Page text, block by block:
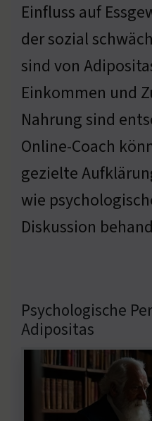
Einfluss auf
der sozial
sind von
Einkommen und
Nahrung sind
Online-Coach
gezielte
wie
Diskussion
Psychologische
Adipositas